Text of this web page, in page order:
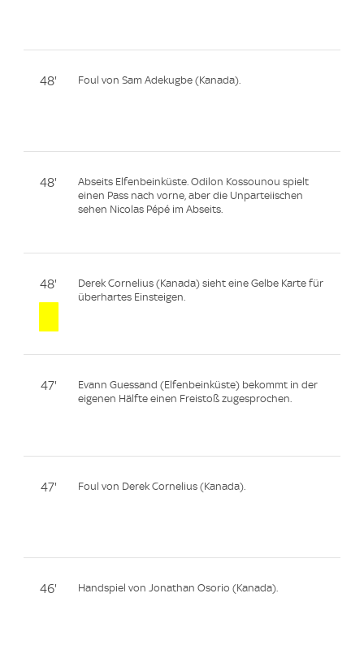
48' Foul von Sam Adekugbe (Kanada).
48'
Abseits Elfenbeinküste. Odilon Kossounou spielt
einen Pass nach vorne, aber die Unparteiischen
sehen Nicolas Pépé im Abseits.
48'
Derek Cornelius (Kanada) sieht eine Gelbe Karte für
überhartes Einsteigen.
47'
Evann Guessand (Elfenbeinküste) bekommt in der
eigenen Hälfte einen Freistoß zugesprochen.
47' Foul von Derek Cornelius (Kanada).
46' Handspiel von Jonathan Osorio (Kanada).